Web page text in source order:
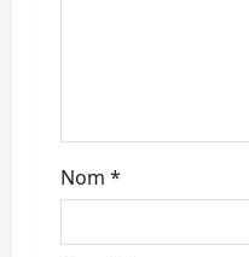
l
e
Nom *